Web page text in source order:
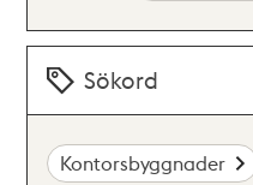
Sökord
Kontorsbyggnader